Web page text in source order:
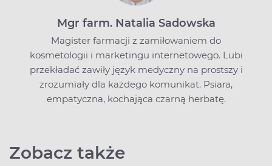
Mgr farm. Natalia Sadowska
Magister farmacji z zamiłowaniem do
kosmetologii i marketingu internetowego. Lubi
przekładać zawiły język medyczny na prostszy i
zrozumiały dla każdego komunikat. Psiara,
empatyczna, kochająca czarną herbatę.
Zobacz także